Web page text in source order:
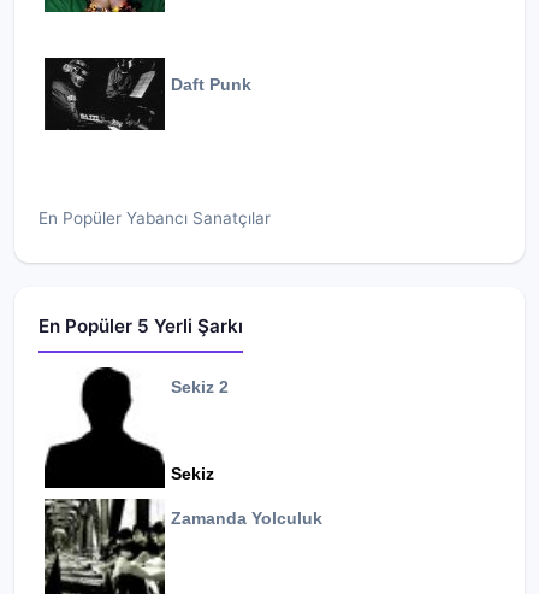
Daft Punk
En Popüler Yabancı Sanatçılar
En Popüler 5 Yerli Şarkı
Sekiz 2
Sekiz
Zamanda Yolculuk